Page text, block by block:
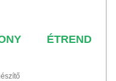
ÉTREND